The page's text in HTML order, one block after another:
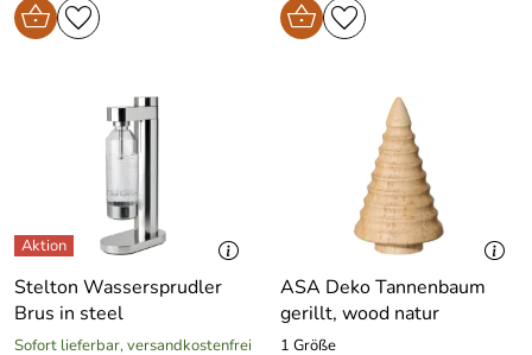
Stelton Wassersprudler
Brus in steel
Sofort lieferbar, versandkostenfrei
ASA Deko Tannenbaum
gerillt, wood natur
1 Größe